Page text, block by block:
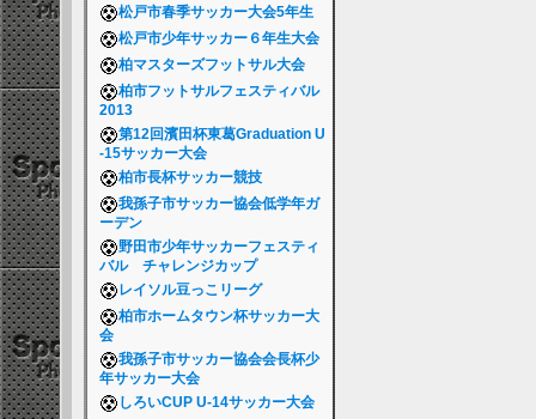
松戸市春季サッカー大会5年生
松戸市少年サッカー６年生大会
柏マスターズフットサル大会
柏市フットサルフェスティバル
2013
第12回濱田杯東葛Graduation U
-15サッカー大会
柏市長杯サッカー競技
我孫子市サッカー協会低学年ガ
ーデン
野田市少年サッカーフェスティ
バル チャレンジカップ
レイソル豆っこリーグ
柏市ホームタウン杯サッカー大
会
我孫子市サッカー協会会長杯少
年サッカー大会
しろいCUP U-14サッカー大会